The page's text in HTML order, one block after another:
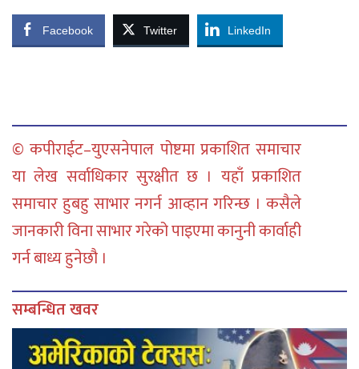
Facebook Twitter LinkedIn
© कपीराईट–युएसनेपाल पोष्टमा प्रकाशित समाचार
या लेख सर्वाधिकार सुरक्षीत छ । यहाँ प्रकाशित
समाचार हुबहु साभार नगर्न आव्हान गरिन्छ । कसैले
जानकारी विना साभार गरेको पाइएमा कानुनी कार्वाही
गर्न बाध्य हुनेछौ ।
सम्बन्धित खवर